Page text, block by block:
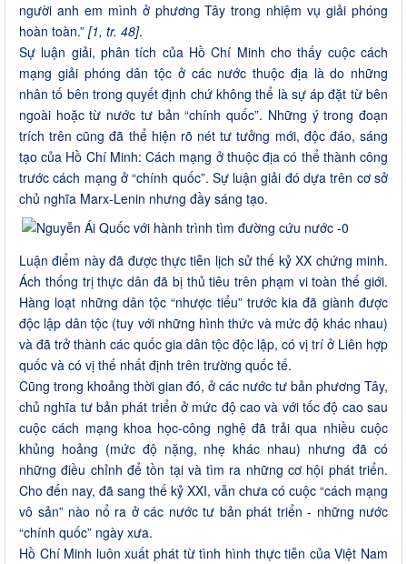
người anh em mình ở phương Tây trong nhiệm vụ giải phóng
hoàn toàn.” [1, tr. 48].
Sự luận giải, phân tích của Hồ Chí Minh cho thấy cuộc cách
mạng giải phóng dân tộc ở các nước thuộc địa là do những
nhân tố bên trong quyết định chứ không thể là sự áp đặt từ bên
ngoài hoặc từ nước tư bản “chính quốc”. Những ý trong đoạn
trích trên cũng đã thể hiện rõ nét tư tưởng mới, độc đáo, sáng
tạo của Hồ Chí Minh: Cách mạng ở thuộc địa có thể thành công
trước cách mạng ở “chính quốc”. Sự luận giải đó dựa trên cơ sở
chủ nghĩa Marx-Lenin nhưng đầy sáng tạo.
Luận điểm này đã được thực tiễn lịch sử thế kỷ XX chứng minh.
Ách thống trị thực dân đã bị thủ tiêu trên phạm vi toàn thế giới.
Hàng loạt những dân tộc “nhược tiểu” trước kia đã giành được
độc lập dân tộc (tuy với những hình thức và mức độ khác nhau)
và đã trở thành các quốc gia dân tộc độc lập, có vị trí ở Liên hợp
quốc và có vị thế nhất định trên trường quốc tế.
Cũng trong khoảng thời gian đó, ở các nước tư bản phương Tây,
chủ nghĩa tư bản phát triển ở mức độ cao và với tốc độ cao sau
cuộc cách mạng khoa học-công nghệ đã trải qua nhiều cuộc
khủng hoảng (mức độ nặng, nhẹ khác nhau) nhưng đã có
những điều chỉnh để tồn tại và tìm ra những cơ hội phát triển.
Cho đến nay, đã sang thế kỷ XXI, vẫn chưa có cuộc “cách mạng
vô sản” nào nổ ra ở các nước tư bản phát triển - những nước
“chính quốc” ngày xưa.
Hồ Chí Minh luôn xuất phát từ tình hình thực tiễn của Việt Nam